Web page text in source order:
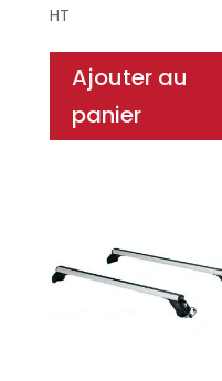
HT
Ajouter au
panier